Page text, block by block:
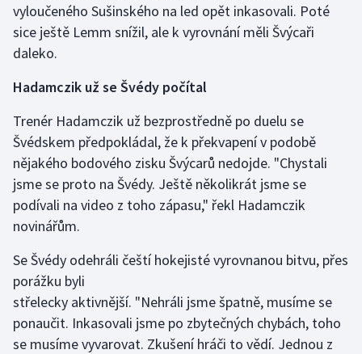
Plavání
Rychlobruslení
Rychlostní kanoistika
Short track
Sportovní střelba
Stolní tenis
Triatlon
vyloučeného Sušinského na led opět inkasovali. Poté
sice ještě Lemm snížil, ale k vyrovnání měli Švýcaři
daleko.
Hadamczik už se Švédy počítal
Trenér Hadamczik už bezprostředně po duelu se
Švédskem předpokládal, že k překvapení v podobě
nějakého bodového zisku Švýcarů nedojde. "Chystali
jsme se proto na Švédy. Ještě několikrát jsme se
podívali na video z toho zápasu," řekl Hadamczik
novinářům.
Se Švédy odehráli čeští hokejisté vyrovnanou bitvu, přes
porážku byli
střelecky aktivnější. "Nehráli jsme špatně, musíme se
ponaučit. Inkasovali jsme po zbytečných chybách, toho
se musíme vyvarovat. Zkušení hráči to vědí. Jednou z